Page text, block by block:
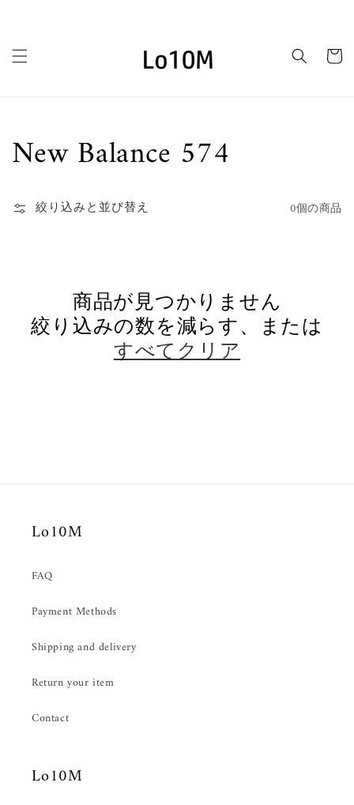
ー
コ
レ
ク
ン:
New Balance 574
絞り込みと並び替え 0個の商品
商品が見つかりません
絞り込みの数を減らす、または
すべてクリア
Lo10M
FAQ
Payment Methods
Shipping and delivery
Return your item
Contact
Lo10M